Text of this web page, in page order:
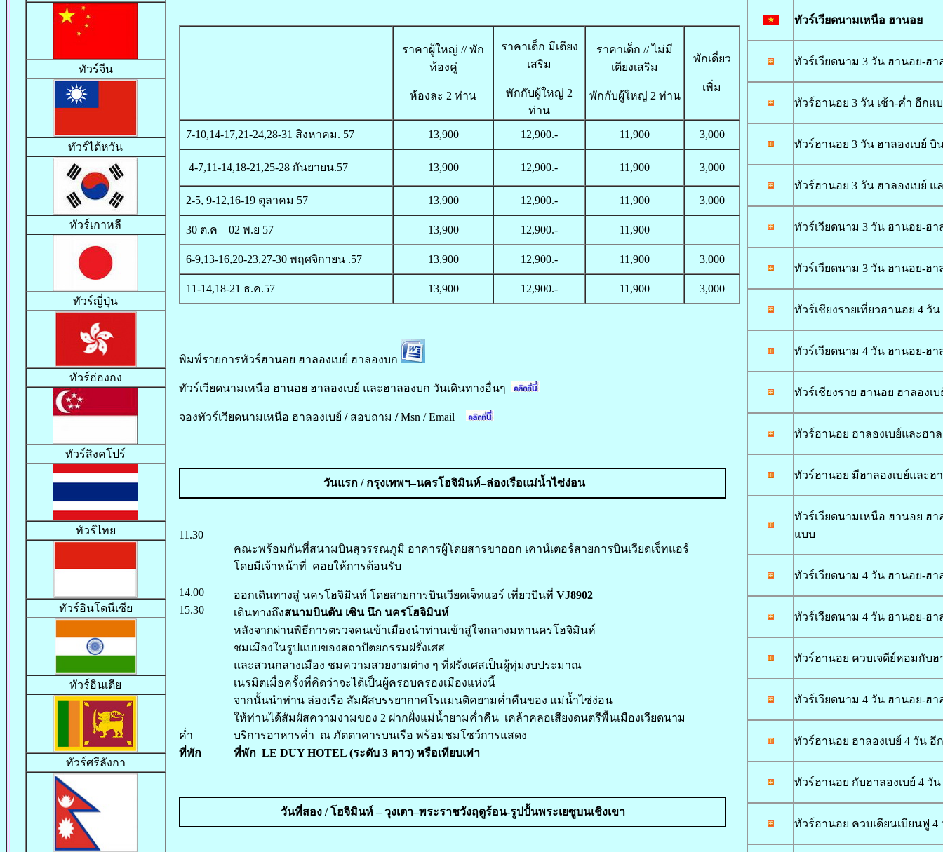
ทัวร์จีน
ทัวร์ไต้หวัน
ทัวร์เกาหลี
ทัวร์ญี่ปุ่น
ทัวร์ฮ่องกง
ทัวร์สิงคโปร์
ทัวร์ไทย
ทัวร์อินโดนีเซีย
ทัวร์อินเดีย
ทัวร์ศรีลังกา
ราคาผู้ใหญ่ // พัก
ห้องคู่
ห้องละ 2 ท่าน
ราคาเด็ก มีเตียง
เสริม
พักกับผู้ใหญ่ 2
ท่าน
ราคาเด็ก // ไม่มี
เตียงเสริม
พักกับผู้ใหญ่ 2 ท่าน
พักเดี่ยว
เพิ่ม
7-10,14-17,21-24,28-31 สิงหาคม. 57 13,900 12,900.- 11,900 3,000
4-7,11-14,18-21,25-28 กันยายน.57 13,900 12,900.- 11,900 3,000
2-5, 9-12,16-19 ตุลาคม 57 13,900 12,900.- 11,900 3,000
30 ต.ค – 02 พ.ย 57 13,900 12,900.- 11,900
6-9,13-16,20-23,27-30 พฤศจิกายน .57 13,900 12,900.- 11,900 3,000
11-14,18-21 ธ.ค.57 13,900 12,900.- 11,900 3,000
พิมพ์รายการทัวร์ฮานอย ฮาลองเบย์ ฮาลองบก
ทัวร์เวียดนามเหนือ ฮานอย ฮาลองเบย์ และฮาลองบก วันเดินทางอื่นๆ
จองทัวร์เวียดนามเหนือ ฮาลองเบย์ /สอบถาม /Msn / Email
วันแรก / กรุงเทพฯ–นครโฮจิมินห์–ล่องเรือแม่น้ำไซ่ง่อน
11.30
คณะพร้อมกันที่สนามบินสุวรรณภูมิ อาคารผู้โดยสารขาออก เคาน์เตอร์สายการบินเวียดเจ็ทแอร์
โดยมีเจ้าหน้าที่ คอยให้การต้อนรับ
14.00 ออกเดินทางสู่ นครโฮจิมินห์ โดยสายการบินเวียดเจ็ทแอร์ เที่ยวบินที่ VJ8902
15.30
เดินทางถึงสนามบินตัน เซิน นึก นครโฮจิมินห์
หลังจากผ่านพิธีการตรวจคนเข้าเมืองนำท่านเข้าสู่ใจกลางมหานครโฮจิมินห์
ชมเมืองในรูปแบบของสถาปัตยกรรมฝรั่งเศส
และสวนกลางเมือง ชมความสวยงามต่าง ๆ ที่ฝรั่งเศสเป็นผู้ทุ่มงบประมาณ
เนรมิตเมื่อครั้งที่คิดว่าจะได้เป็นผู้ครอบครองเมืองแห่งนี้
จากนั้นนำท่าน ล่องเรือ สัมผัสบรรยากาศโรแมนติคยามค่ำคืนของ แม่น้ำไซ่ง่อน
ให้ท่านได้สัมผัสความงามของ 2 ฝากฝั่งแม่น้ำยามค่ำคืน เคล้าคลอเสียงดนตรีพื้นเมืองเวียดนาม
ค่ำ
บริการอาหารค่ำ ณ ภัตตาคารบนเรือ พร้อมชมโชว์การแสดง
ที่พัก
ที่พัก LE DUY HOTEL (ระดับ 3 ดาว) หรือเทียบเท่า
วันที่สอง /โฮจิมินห์ – วุงเตา–พระราชวังฤดูร้อน-รูปปั้นพระเยซูบนเชิงเขา
ทัวร์เวียดนามเหนือ ฮานอย
ทัวร์เวียดนาม 3 วัน ฮานอย-ฮา
ทัวร์ฮานอย 3 วัน เช้า-ค่ำ อีกแ
ทัวร์ฮานอย 3 วัน ฮาลองเบย์ บิ
ทัวร์ฮานอย 3 วัน ฮาลองเบย์ แ
ทัวร์เวียดนาม 3 วัน ฮานอย-ฮา
ทัวร์เวียดนาม 3 วัน ฮานอย-ฮา
ทัวร์เชียงรายเที่ยวฮานอย 4 วัน
ทัวร์เวียดนาม 4 วัน ฮานอย-ฮา
ทัวร์เชียงราย ฮานอย ฮาลองเบ
ทัวร์ฮานอย ฮาลองเบย์และฮาล
ทัวร์ฮานอย มีฮาลองเบย์และฮ
ทัวร์เวียดนามเหนือ ฮานอย ฮา
แบบ
ทัวร์เวียดนาม 4 วัน ฮานอย-ฮา
ทัวร์เวียดนาม 4 วัน ฮานอย-ฮา
ทัวร์ฮานอย ควบเจดีย์หอมกับฮ
ทัวร์เวียดนาม 4 วัน ฮานอย-ฮา
ทัวร์ฮานอย ฮาลองเบย์ 4 วัน อี
ทัวร์ฮานอย กับฮาลองเบย์ 4 วัน
ทัวร์ฮานอย ควบเดียนเบียนฟู 4